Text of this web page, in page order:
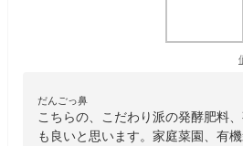
だんごっ鼻
こちらの、こだわり派の発酵肥料
も良いと思います。家庭菜園、有